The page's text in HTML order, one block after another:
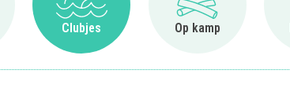
Feestjes
Clubjes
Ga naar Clubjes
Op kamp
Ga naar Op kamp